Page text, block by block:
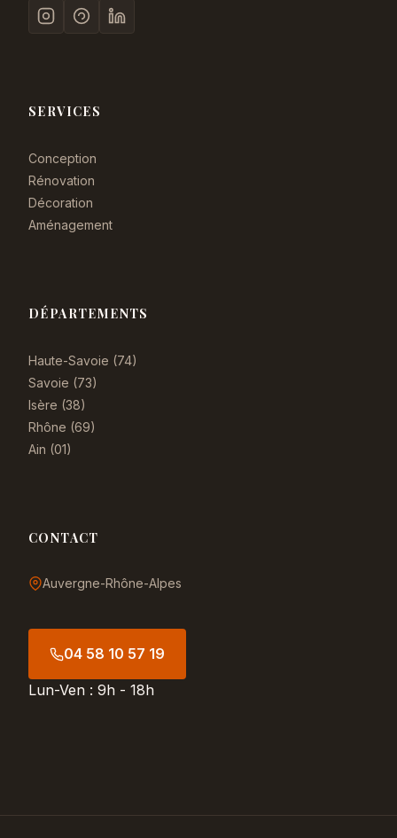
SERVICES
Conception
Rénovation
Décoration
Aménagement
DÉPARTEMENTS
Haute-Savoie (74)
Savoie (73)
Isère (38)
Rhône (69)
Ain (01)
CONTACT
Auvergne-Rhône-Alpes
04 58 10 57 19
Lun-Ven : 9h - 18h